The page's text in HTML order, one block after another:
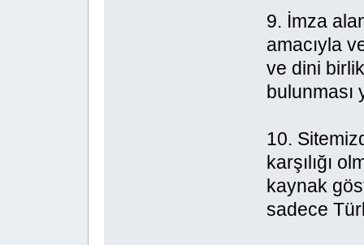
9. İmza
amacıyla
ve dini
bulunması
10.
karşılığı
kaynak
sadece